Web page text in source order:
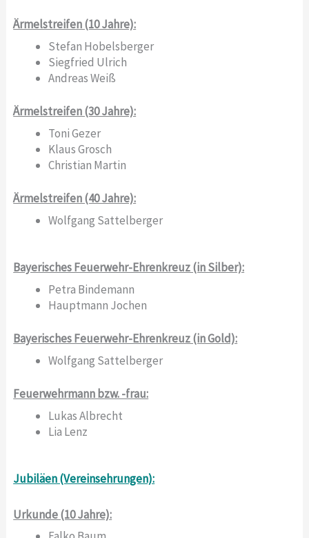
Ärmelstreifen (10 Jahre):
Stefan Hobelsberger
Siegfried Ulrich
Andreas Weiß
Ärmelstreifen (30 Jahre):
Toni Gezer
Klaus Grosch
Christian Martin
Ärmelstreifen (40 Jahre):
Wolfgang Sattelberger
Bayerisches Feuerwehr-Ehrenkreuz (in Silber):
Petra Bindemann
Hauptmann Jochen
Bayerisches Feuerwehr-Ehrenkreuz (in Gold):
Wolfgang Sattelberger
Feuerwehrmann bzw. -frau:
Lukas Albrecht
Lia Lenz
Jubiläen (Vereinsehrungen):
Urkunde (10 Jahre):